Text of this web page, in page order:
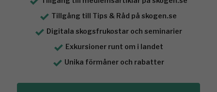
Tillgång till Tips & Råd på skogen.se
Digitala skogsfrukostar och seminarier
Exkursioner runt om i landet
Unika förmåner och rabatter